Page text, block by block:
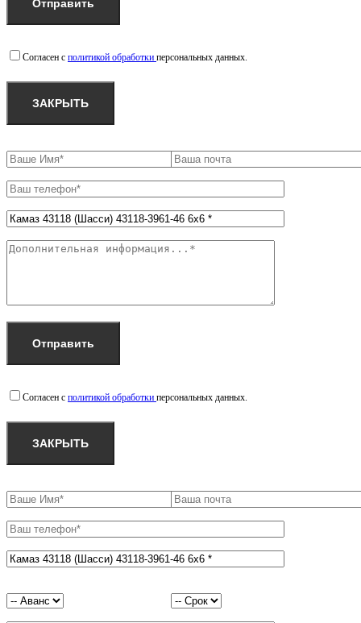
Согласен с политикой обработки персональных данных.
ЗАКРЫТЬ
Согласен с политикой обработки персональных данных.
ЗАКРЫТЬ